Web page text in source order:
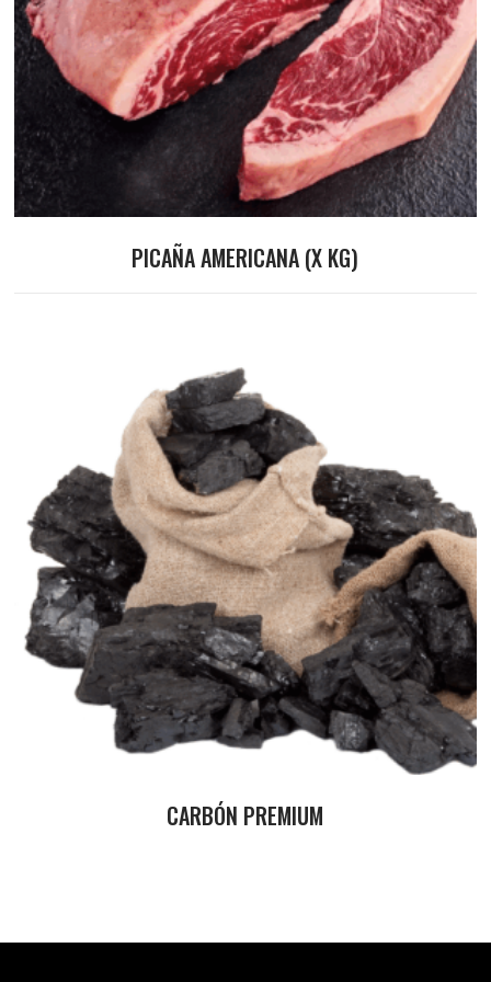
PICAÑA AMERICANA (X KG)
CARBÓN PREMIUM